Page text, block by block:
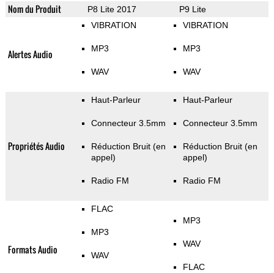
Nom du Produit P8 Lite 2017 P9 Lite
Alertes Audio
VIBRATION
MP3
WAV
VIBRATION
MP3
WAV
Propriétés Audio
Haut-Parleur
Connecteur 3.5mm
Réduction Bruit (en
appel)
Radio FM
Haut-Parleur
Connecteur 3.5mm
Réduction Bruit (en
appel)
Radio FM
Formats Audio
FLAC
MP3
WAV
MP3
WAV
FLAC